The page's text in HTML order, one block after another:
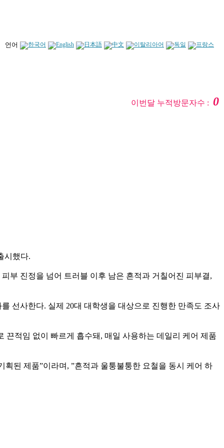
언어
이번달 누적방문자수 :0
시했다.
부 진정을 넘어 트러블 이후 남은 흔적과 거칠어진 피부결,
선사한다. 실제 20대 대학생을 대상으로 진행한 만족도 조사
끈적임 없이 빠르게 흡수돼, 매일 사용하는 데일리 케어 제품
된 제품”이라며, ”흔적과 울퉁불퉁한 요철을 동시 케어 하